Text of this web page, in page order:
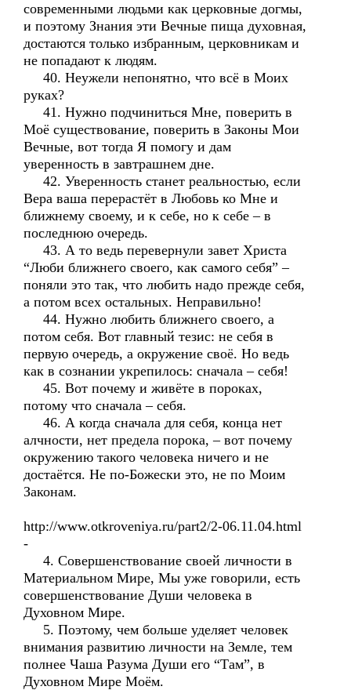
современными людьми как церковные догмы,
и поэтому Знания эти Вечные пища духовная,
достаются только избранным, церковникам и
не попадают к людям.
40. Неужели непонятно, что всё в Моих
руках?
41. Нужно подчиниться Мне, поверить в
Моё существование, поверить в Законы Мои
Вечные, вот тогда Я помогу и дам
уверенность в завтрашнем дне.
42. Уверенность станет реальностью, если
Вера ваша перерастёт в Любовь ко Мне и
ближнему своему, и к себе, но к себе – в
последнюю очередь.
43. А то ведь перевернули завет Христа
“Люби ближнего своего, как самого себя” –
поняли это так, что любить надо прежде себя,
а потом всех остальных. Неправильно!
44. Нужно любить ближнего своего, а
потом себя. Вот главный тезис: не себя в
первую очередь, а окружение своё. Но ведь
как в сознании укрепилось: сначала – себя!
45. Вот почему и живёте в пороках,
потому что сначала – себя.
46. А когда сначала для себя, конца нет
алчности, нет предела порока, – вот почему
окружению такого человека ничего и не
достаётся. Не по-Божески это, не по Моим
Законам.
http://www.otkroveniya.ru/part2/2-06.11.04.html
-
4. Совершенствование своей личности в
Материальном Мире, Мы уже говорили, есть
совершенствование Души человека в
Духовном Мире.
5. Поэтому, чем больше уделяет человек
внимания развитию личности на Земле, тем
полнее Чаша Разума Души его “Там”, в
Духовном Мире Моём.